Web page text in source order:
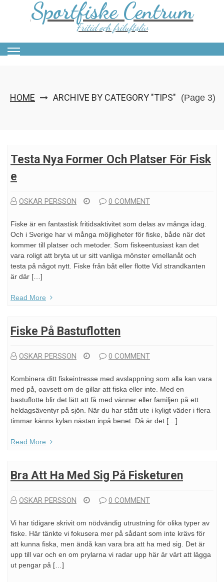
Sportfiske Centrum
Fritid och friluftsliv
HOME ARCHIVE BY CATEGORY "TIPS" (Page 3)
Testa Nya Former Och Platser För Fisk
E
OSKAR PERSSON 0 COMMENT
Fiske är en fantastisk fritidsaktivitet som delas av många idag.
Och i Sverige har vi många möjligheter för fiske, både när det
kommer till platser och metoder. Som fiskeentusiast kan det
vara roligt att bryta ut ur sitt vanliga mönster emellanåt och
testa på något nytt. Fiske från båt eller flotte Vid strandkanten
är där […]
Read More
Fiske På Bastuflotten
OSKAR PERSSON 0 COMMENT
Kombinera ditt fiskeintresse med avslappning som alla kan vara
med på, oavsett om de gillar att fiska eller inte. Med en
bastuflotte blir det lätt att få med vänner eller familjen på ett
heldagsäventyr på sjön. När du har stått ute i kyligt väder i flera
timmar känns kylan nästan inpå benet. Då är det […]
Read More
Bra Att Ha Med Sig På Fisketuren
OSKAR PERSSON 0 COMMENT
Vi har tidigare skrivit om nödvändig utrustning för olika typer av
fiske. Här tänkte vi fokusera mer på sådant som inte krävs för
att kunna fiska, men ändå kan vara bra att ha med sig. Det är
upp till var och en om prylarna vi radar upp här är värt att lägga
ut pengar på […]